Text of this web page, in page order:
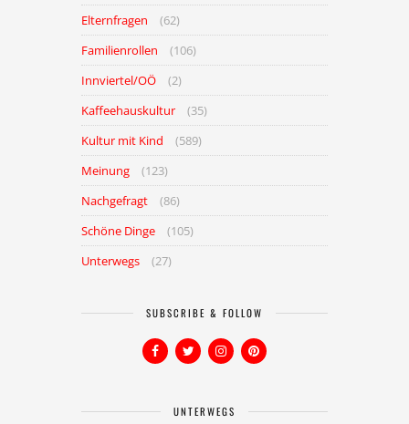
Elternfragen
(62)
Familienrollen
(106)
Innviertel/OÖ
(2)
Kaffeehauskultur
(35)
Kultur mit Kind
(589)
Meinung
(123)
Nachgefragt
(86)
Schöne Dinge
(105)
Unterwegs
(27)
SUBSCRIBE & FOLLOW
UNTERWEGS